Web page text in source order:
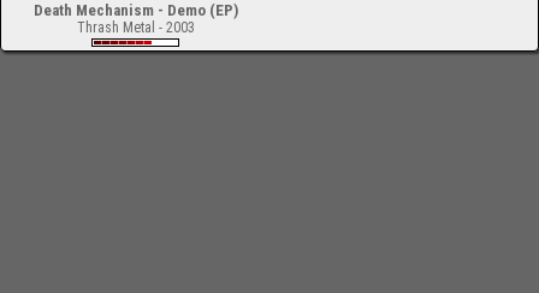
Death Mechanism - Demo (EP)
Thrash Metal - 2003